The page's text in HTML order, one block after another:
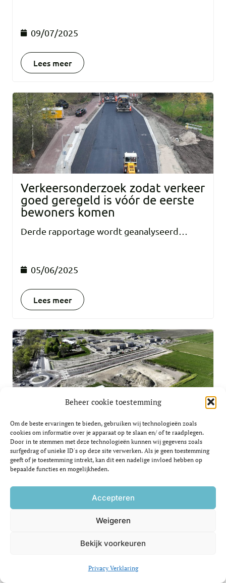
Beheer cookie toestemming
Om de beste ervaringen te bieden, gebruiken wij technologieën zoals
cookies om informatie over je apparaat op te slaan en/ of te raadplegen.
Door in te stemmen met deze technologieën kunnen wij gegevens zoals
surfgedrag of unieke ID's op deze site verwerken. Als je geen toestemming
geeft of je toestemming intrekt, kan dit een nadelige invloed hebben op
bepaalde functies en mogelijkheden.
Accepteren
Weigeren
Bekijk voorkeuren
Privacy Verklaring
09/07/2025
Lees meer
Verkeersonderzoek zodat verkeer
goed geregeld is vóór de eerste
bewoners komen
Derde rapportage wordt geanalyseerd…
05/06/2025
Lees meer
Haansbergdag op 13 mei gaat
niet door
We nemen graag meer tijd voor de
voorbereiding…